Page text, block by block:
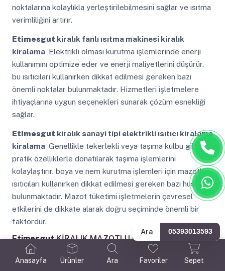
Anasayfa Ürünler Ara Favoriler Sepet
noktalarına kolaylıkla yerleştirilebilmesini sağlar ve ısıtma
verimliliğini artırır.
Etimesgut kiralık fanlı ısıtma makinesi kiralık
kiralama Elektrikli olması kurutma işlemlerinde enerji
kullanımını optimize eder ve enerji maliyetlerini düşürür.
bu ısıtıcıları kullanırken dikkat edilmesi gereken bazı
önemli noktalar bulunmaktadır. Hizmetleri işletmelere
ihtiyaçlarına uygun seçenekleri sunarak çözüm esnekliği
sağlar.
Etimesgut kiralık sanayi tipi elektrikli ısıtıcı kiralama
kiralama Genellikle tekerlekli veya taşıma kulbu gibi
pratik özelliklerle donatılarak taşıma işlemlerini
kolaylaştırır. boya ve nem kurutma işlemleri için mazotlu
ısıtıcıları kullanırken dikkat edilmesi gereken bazı hususlar
bulunmaktadır. Mazot tüketimi işletmelerin çevresel
etkilerini de dikkate alarak doğru seçiminde önemli bir
faktördür.
EtimesgutKİRALIK MAZOTLU ISIMAK KİRALAMA
FİRMASI
Ara 05393013593